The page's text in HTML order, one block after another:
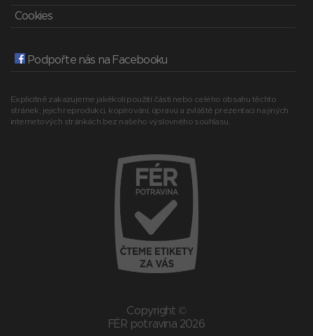
Cookies
Podpořte nás na Facebooku
Explicitně zakazujeme jakékoli použití části nebo celého obsahu těchto
stránek, jejich reprodukci, kopírování, úpravu a zvláště prezentaci na jiných
internetových stránkách bez našeho výslovného souhlasu.
Copyright ©
FÉR potravina 2026